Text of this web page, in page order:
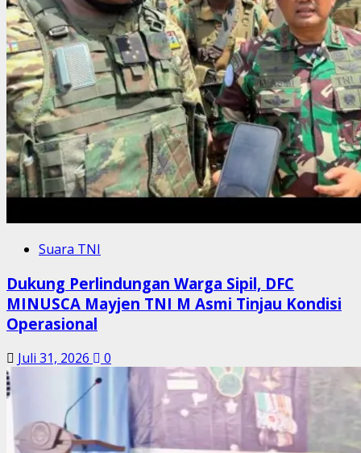
Suara TNI
Dukung Perlindungan Warga Sipil, DFC
MINUSCA Mayjen TNI M Asmi Tinjau Kondisi
Operasional
Juli 31, 2026 0